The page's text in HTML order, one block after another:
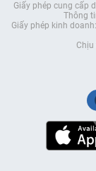
Giấy phép cung cấp
Thông
Giấy phép kinh
Chịu